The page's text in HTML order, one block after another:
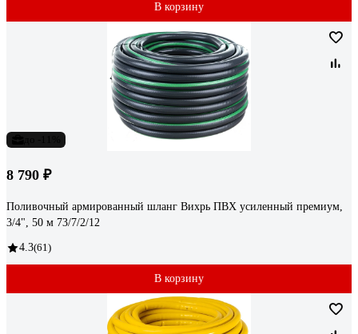
В корзину
8 790 ₽
Поливочный армированный шланг Вихрь ПВХ усиленный премиум,
3/4", 50 м 73/7/2/12
4.3(61)
В корзину